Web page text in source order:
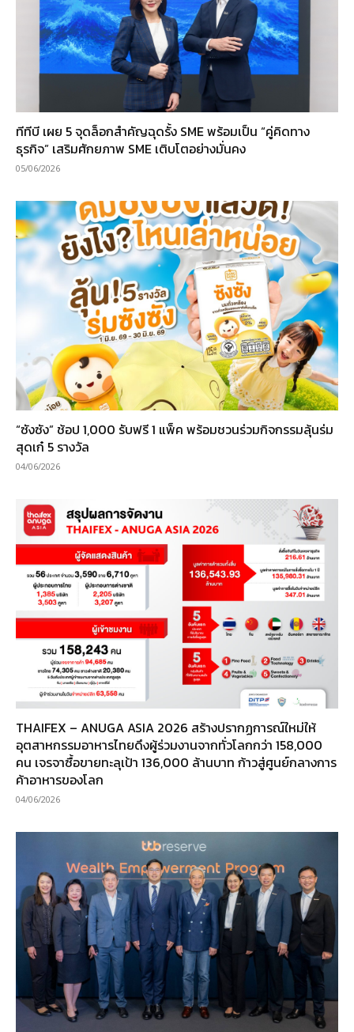
ทีทีบี เผย 5 จุดล็อกสำคัญฉุดรั้ง SME พร้อมเป็น “คู่คิดทาง
ธุรกิจ” เสริมศักยภาพ SME เติบโตอย่างมั่นคง
05/06/2026
“ซังซัง” ช้อป 1,000 รับฟรี 1 แพ็ค พร้อมชวนร่วมกิจกรรมลุ้นร่ม
สุดเก๋ 5 รางวัล
04/06/2026
THAIFEX – ANUGA ASIA 2026 สร้างปรากฏการณ์ใหม่ให้
อุตสาหกรรมอาหารไทยดึงผู้ร่วมงานจากทั่วโลกกว่า 158,000
คน เจรจาซื้อขายทะลุเป้า 136,000 ล้านบาท ก้าวสู่ศูนย์กลางการ
ค้าอาหารของโลก
04/06/2026